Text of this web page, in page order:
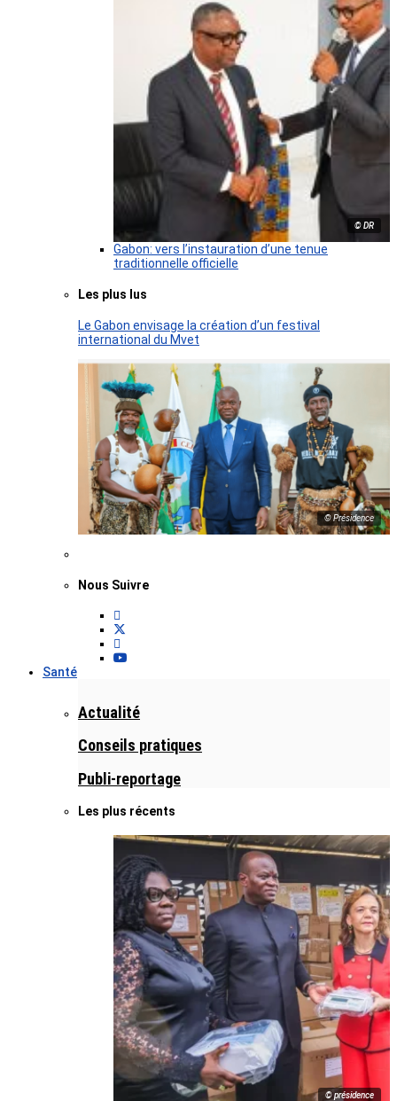
© DR
Gabon: vers l’instauration d’une tenue
traditionnelle officielle
Les plus lus
Le Gabon envisage la création d’un festival
international du Mvet
© Présidence
Nous Suivre
Santé
Actualité
Conseils pratiques
Publi-reportage
Les plus récents
© présidence